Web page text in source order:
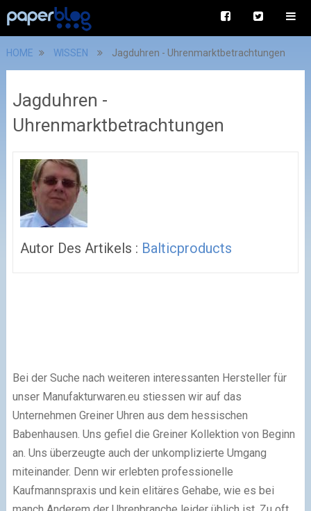
HOME WISSEN Jagduhren - Uhrenmarktbetrachtungen
Jagduhren -
Uhrenmarktbetrachtungen
Autor Des Artikels : Balticproducts
Bei der Suche nach weiteren interessanten Hersteller für
unser Manufakturwaren.eu stiessen wir auf das
Unternehmen Greiner Uhren aus dem hessischen
Babenhausen. Uns gefiel die Greiner Kollektion von Beginn
an. Uns überzeugte auch der unkomplizierte Umgang
miteinander. Denn wir erlebten professionelle
Kaufmannspraxis und kein elitäres Gehabe, wie es bei